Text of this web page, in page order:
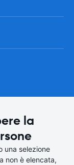
la
una selezione
non è elencata,